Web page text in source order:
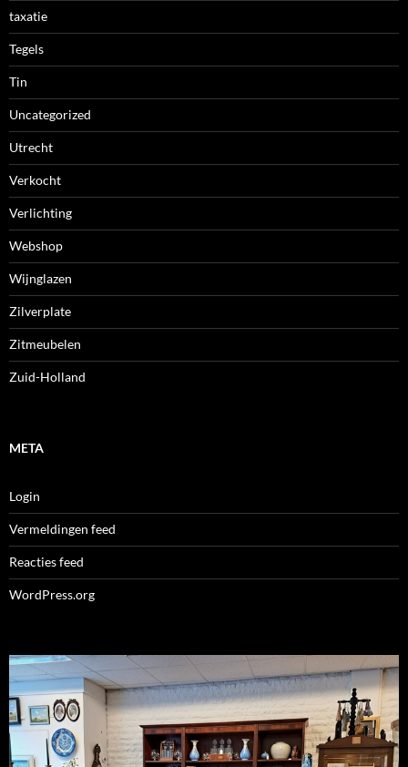
taxatie
Tegels
Tin
Uncategorized
Utrecht
Verkocht
Verlichting
Webshop
Wijnglazen
Zilverplate
Zitmeubelen
Zuid-Holland
META
Login
Vermeldingen feed
Reacties feed
WordPress.org